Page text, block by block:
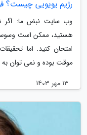
رژیم یویویی چیست؟
وب سایت نبض ما: اگر
هستید، ممکن است
امتحان کنید. اما
موقت بوده و نمی توان به
13 مهر 1403